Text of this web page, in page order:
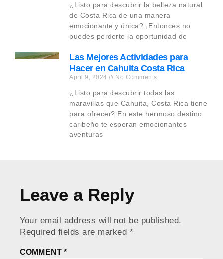
¿Listo para descubrir la belleza natural
de Costa Rica de una manera
emocionante y única? ¡Entonces no
puedes perderte la oportunidad de
Las Mejores Actividades para
Hacer en Cahuita Costa Rica
April 9, 2024 No Comments
¿Listo para descubrir todas las
maravillas que Cahuita, Costa Rica tiene
para ofrecer? En este hermoso destino
caribeño te esperan emocionantes
aventuras
Leave a Reply
Your email address will not be published.
Required fields are marked *
COMMENT*